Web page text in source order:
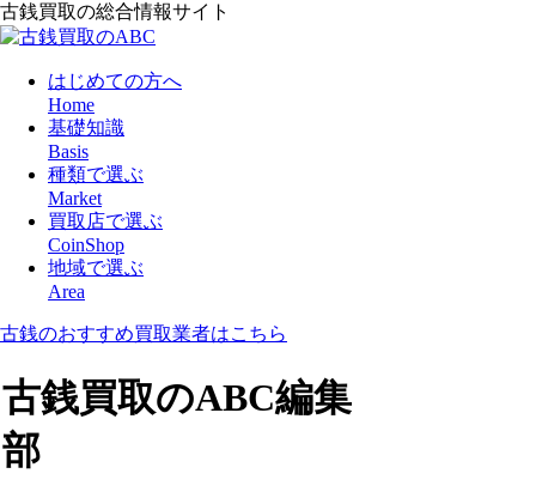
古銭買取の総合情報サイト
はじめての方へ
Home
基礎知識
Basis
種類で選ぶ
Market
買取店で選ぶ
CoinShop
地域で選ぶ
Area
古銭のおすすめ買取業者はこちら
古銭買取のABC編集
部